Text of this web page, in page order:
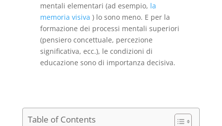
mentali elementari (ad esempio, la
memoria visiva ) lo sono meno. E per la
formazione dei processi mentali superiori
(pensiero concettuale, percezione
significativa, ecc.), le condizioni di
educazione sono di importanza decisiva.
Table of Contents